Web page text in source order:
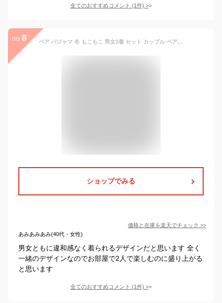
全てのおすすめコメント (1件) >
no. 8 ペア パジャマ 冬 もこもこ 男女2着 セット カップル ペア ルームウェア 上下 セット ペア パジャマ カップル パジャマ 秋冬 ペア 結婚祝い プレゼント ペアパジャマ カップル 冬 お揃い プレゼント ギフト ペア カップル ルームウェア 可愛い レディース 長袖 ペア部屋着
ショップでみる
価格と在庫を楽天でチェック >>
あみあみあみ(40代・女性)
男女ともに違和感なく着られるデザインだと思います 全く
一緒のデザインなのでお部屋で2人で楽しむのに盛り上がる
と思います
全てのおすすめコメント (1件) >